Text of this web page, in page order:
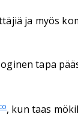
ja myös
tapa
, kun taas